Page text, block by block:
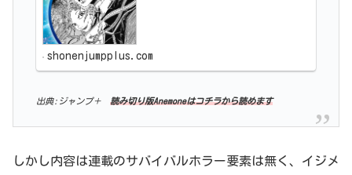
shonenjumpplus.com
出典:ジャンプ＋ 読み切り版Anemoneはコチラから読めます
しかし内容は連載のサバイバルホラー要素は無く、イジメ